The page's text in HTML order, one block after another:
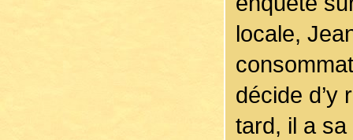
locale,
décide d’y
tard, il a